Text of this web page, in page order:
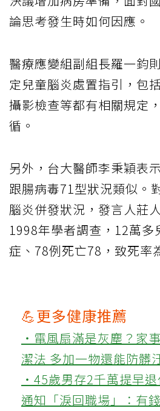
論思考發生時如何因應。
醫療應變組副組長羅一鈞
定兒童腦炎處置指引，包
攝影檢查等都有相關規定
循。
另外，台大醫師李秉穎表
跟腸病毒71型狀況類似。
腦炎併發狀況，發言人莊
1998年學者調查，12萬多
症、78例死亡78，致死率
💪更多健康推薦
‧電風扇滿是灰塵？家
潔法 多加一物還能防髒
‧45歲男存2千萬提早
通知「淚回職場」：有